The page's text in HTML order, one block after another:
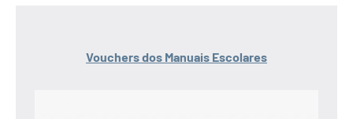
Vouchers dos Manuais Escolares